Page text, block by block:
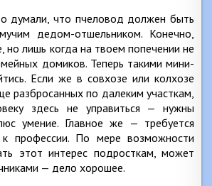
думали, что пчеловод должен быть
дедом-отшельником. Конечно,
но лишь когда на твоем попечении не
домиков. Теперь такими мини-
Если же в совхозе или колхозе
разбросанных по далеким участкам,
здесь не управиться — нужны
умение. Главное же — требуется
профессии. По мере возможности
этот интерес подросткам, может
— дело хорошее.